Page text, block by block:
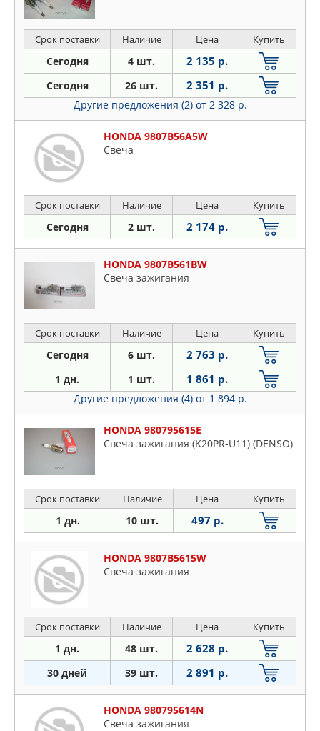
Срок поставки Наличие Цена Купить
Сегодня 4 шт. 2 135 р.
Сегодня 26 шт. 2 351 р.
Другие предложения (2) от 2 328 р.
HONDA 9807B56A5W
Свеча
Срок поставки Наличие Цена Купить
Сегодня 2 шт. 2 174 р.
HONDA 9807B561BW
Свеча зажигания
Срок поставки Наличие Цена Купить
Сегодня 6 шт. 2 763 р.
1 дн. 1 шт. 1 861 р.
Другие предложения (4) от 1 894 р.
HONDA 980795615E
Свеча зажигания (K20PR-U11) (DENSO)
Срок поставки Наличие Цена Купить
1 дн. 10 шт. 497 р.
HONDA 9807B5615W
Свеча зажигания
Срок поставки Наличие Цена Купить
1 дн. 48 шт. 2 628 р.
30 дней 39 шт. 2 891 р.
HONDA 980795614N
Свеча зажигания